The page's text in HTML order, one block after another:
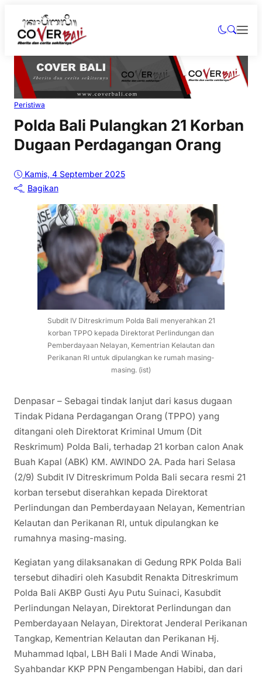
Peristiwa
Polda Bali Pulangkan 21 Korban
Dugaan Perdagangan Orang
Kamis, 4 September 2025
Bagikan
Subdit IV Ditreskrimum Polda Bali menyerahkan 21
korban TPPO kepada Direktorat Perlindungan dan
Pemberdayaan Nelayan, Kementrian Kelautan dan
Perikanan RI untuk dipulangkan ke rumah masing-
masing. (ist)
Denpasar – Sebagai tindak lanjut dari kasus dugaan
Tindak Pidana Perdagangan Orang (TPPO) yang
ditangani oleh Direktorat Kriminal Umum (Dit
Reskrimum) Polda Bali, terhadap 21 korban calon Anak
Buah Kapal (ABK) KM. AWINDO 2A. Pada hari Selasa
(2/9) Subdit IV Ditreskrimum Polda Bali secara resmi 21
korban tersebut diserahkan kepada Direktorat
Perlindungan dan Pemberdayaan Nelayan, Kementrian
Kelautan dan Perikanan RI, untuk dipulangkan ke
rumahnya masing-masing.
Kegiatan yang dilaksanakan di Gedung RPK Polda Bali
tersebut dihadiri oleh Kasubdit Renakta Ditreskrimum
Polda Bali AKBP Gusti Ayu Putu Suinaci, Kasubdit
Perlindungan Nelayan, Direktorat Perlindungan dan
Pemberdayaan Nelayan, Direktorat Jenderal Perikanan
Tangkap, Kementrian Kelautan dan Perikanan Hj.
Muhammad Iqbal, LBH Bali I Made Andi Winaba,
Syahbandar KKP PPN Pengambengan Habibi, dan dari